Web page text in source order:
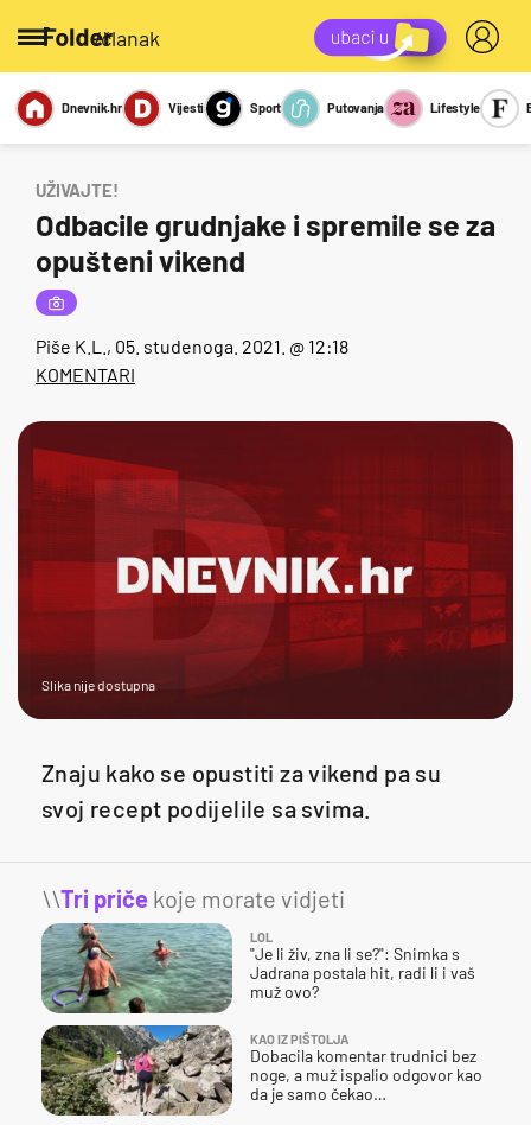
/članak
Miks Kviz
Report
Sexy
Dnevnik.hr Vijesti Sport Putovanja Lifestyle
UŽIVAJTE!
Odbacile grudnjake i spremile se za
opušteni vikend
Piše K.L. , 05. studenoga. 2021. @ 12:18
KOMENTARI
Slika nije dostupna
Znaju kako se opustiti za vikend pa su
svoj recept podijelile sa svima.
\\Tri priče koje morate vidjeti
LOL
"Je li živ, zna li se?": Snimka s
Jadrana postala hit, radi li i vaš
muž ovo?
KAO IZ PIŠTOLJA
Dobacila komentar trudnici bez
noge, a muž ispalio odgovor kao
da je samo čekao…